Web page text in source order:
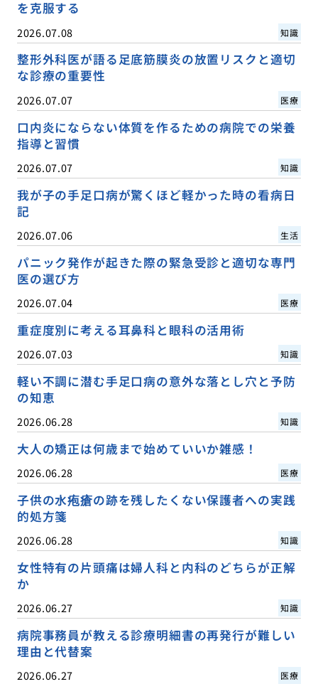
を克服する
2026.07.08 知識
整形外科医が語る足底筋膜炎の放置リスクと適切
な診療の重要性
2026.07.07 医療
口内炎にならない体質を作るための病院での栄養
指導と習慣
2026.07.07 知識
我が子の手足口病が驚くほど軽かった時の看病日
記
2026.07.06 生活
パニック発作が起きた際の緊急受診と適切な専門
医の選び方
2026.07.04 医療
重症度別に考える耳鼻科と眼科の活用術
2026.07.03 知識
軽い不調に潜む手足口病の意外な落とし穴と予防
の知恵
2026.06.28 知識
大人の矯正は何歳まで始めていいか雑感！
2026.06.28 医療
子供の水疱瘡の跡を残したくない保護者への実践
的処方箋
2026.06.28 知識
女性特有の片頭痛は婦人科と内科のどちらが正解
か
2026.06.27 知識
病院事務員が教える診療明細書の再発行が難しい
理由と代替案
2026.06.27 医療